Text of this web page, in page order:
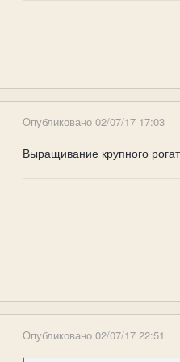
Опубликовано 02/07/17 17:03
Выращивание крупного
Опубликовано 02/07/17 22:51